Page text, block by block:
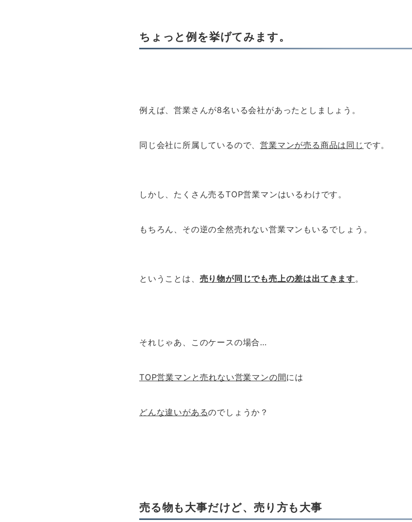
ちょっと例を挙げてみます。
例えば、営業さんが8名いる会社があったとしましょう。
同じ会社に所属しているので、営業マンが売る商品は同じ です。
しかし、たくさん売るTOP営業マンはいるわけです。
もちろん、その逆の全然売れない営業マンもいるでしょう。
ということは、 売り物が同じでも売上の差は出てきます。
それじゃあ、このケースの場合…
TOP営業マンと売れない営業マンの間には
どんな違いがあるのでしょうか？
売る物も大事だけど、売り方も大事